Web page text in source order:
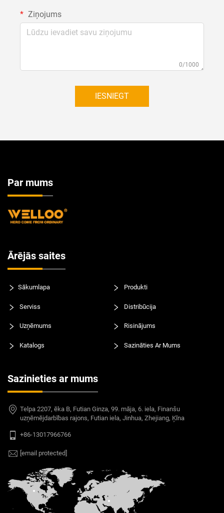
Ziņojums
0/1000
IESNIEGT
Par mums
Ārējās saites
Sākumlapa Produkti
Serviss Distribūcija
Uzņēmums Risinājums
Katalogs Sazināties Ar Mums
Sazinieties ar mums
Telpa 2207, ēka B, Futian Ginza, 99. māja, 6. iela, Finanšu
uzņēmējdarbības rajons, Futian iela, Jinhua, Zhejiang, Ķīna
+86-13017966766
[email protected]